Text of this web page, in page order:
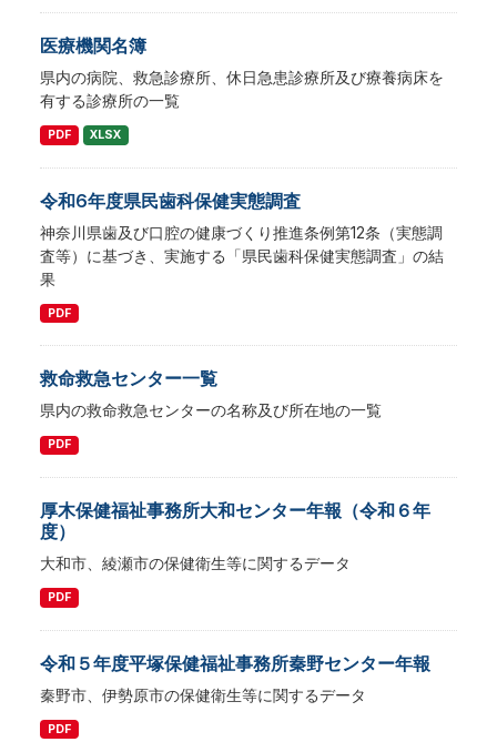
医療機関名簿
県内の病院、救急診療所、休日急患診療所及び療養病床を
有する診療所の一覧
PDF XLSX
令和6年度県⺠⻭科保健実態調査
神奈川県⻭及び⼝腔の健康づくり推進条例第12条（実態調
査等）に基づき、実施する「県⺠⻭科保健実態調査」の結
果
PDF
救命救急センター一覧
県内の救命救急センターの名称及び所在地の一覧
PDF
厚木保健福祉事務所大和センター年報（令和６年
度）
大和市、綾瀬市の保健衛生等に関するデータ
PDF
令和５年度平塚保健福祉事務所秦野センター年報
秦野市、伊勢原市の保健衛生等に関するデータ
PDF